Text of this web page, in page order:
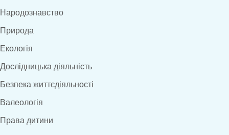
Народознавство
Природа
Екологія
Дослідницька діяльність
Безпека життєдіяльності
Валеологія
Права дитини